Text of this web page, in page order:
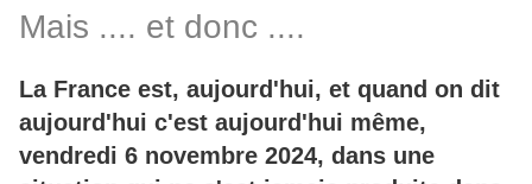
Mais .... et donc ....
La France est, aujourd'hui, et quand on dit
aujourd'hui c'est aujourd'hui même,
vendredi 6 novembre 2024, dans une